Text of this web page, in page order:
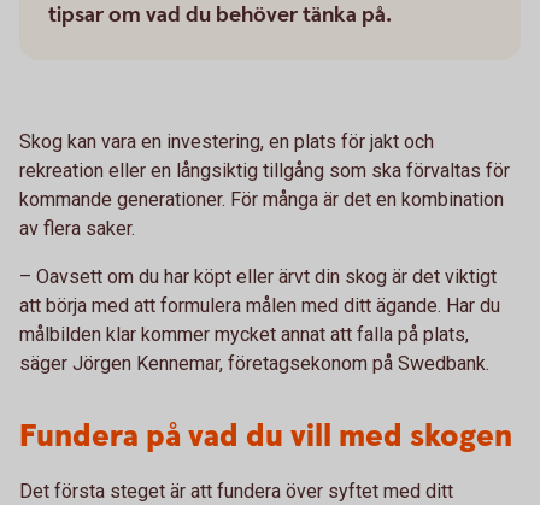
tipsar om vad du behöver tänka på.
Skog kan vara en investering, en plats för jakt och
rekreation eller en långsiktig tillgång som ska förvaltas för
kommande generationer. För många är det en kombination
av flera saker.
– Oavsett om du har köpt eller ärvt din skog är det viktigt
att börja med att formulera målen med ditt ägande. Har du
målbilden klar kommer mycket annat att falla på plats,
säger Jörgen Kennemar, företagsekonom på Swedbank.
Fundera på vad du vill med skogen
Det första steget är att fundera över syftet med ditt